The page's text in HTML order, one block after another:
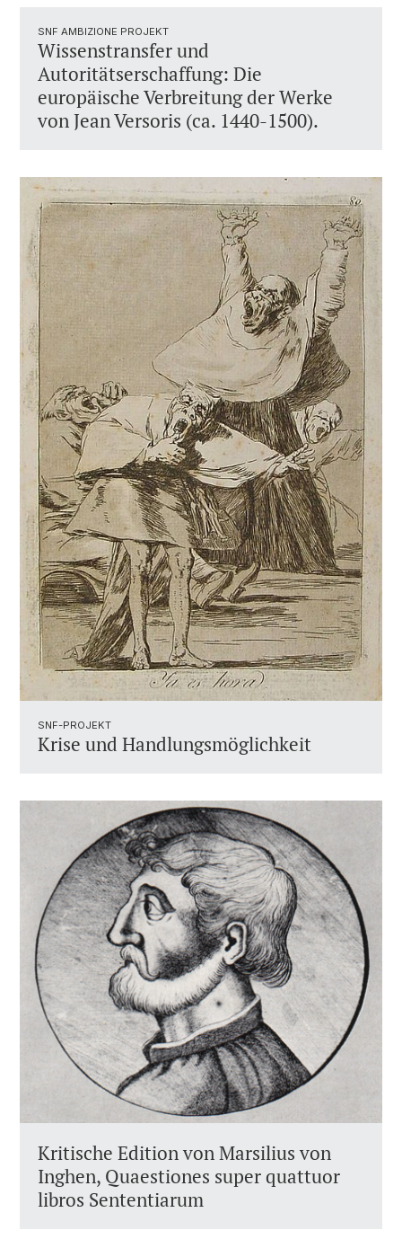
SNF AMBIZIONE PROJEKT
Wissenstransfer und
Autoritätserschaffung: Die
europäische Verbreitung der Werke
von Jean Versoris (ca. 1440-1500).
SNF-PROJEKT
Krise und Handlungsmöglichkeit
Kritische Edition von Marsilius von
Inghen, Quaestiones super quattuor
libros Sententiarum